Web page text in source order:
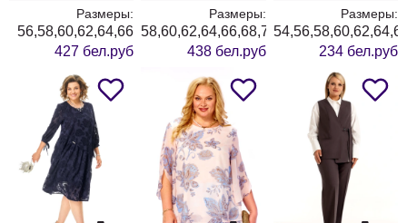
Размеры:
56,58,60,62,64,66
427 бел.руб
Размеры:
58,60,62,64,66,68,70
438 бел.руб
Размеры:
234 бел.руб